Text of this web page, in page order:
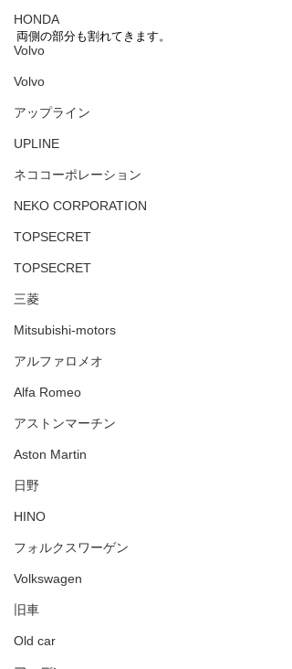
HONDA
Volvo
Volvo
アップライン
UPLINE
ネココーポレーション
NEKO CORPORATION
TOPSECRET
TOPSECRET
三菱
Mitsubishi-motors
アルファロメオ
Alfa Romeo
アストンマーチン
Aston Martin
日野
HINO
フォルクスワーゲン
Volkswagen
旧車
Old car
両側の部分も割れてきます。